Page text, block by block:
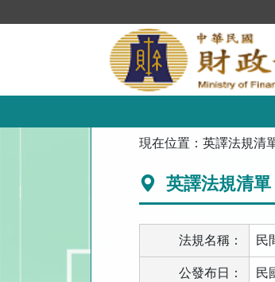
到
現在位置：英譯法規清
英譯法規清單
法規名稱： 民
公發布日： 民